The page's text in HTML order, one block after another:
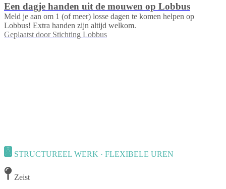
Een dagje handen uit de mouwen op Lobbus
Meld je aan om 1 (of meer) losse dagen te komen helpen op
Lobbus! Extra handen zijn altijd welkom.
Geplaatst door Stichting Lobbus
STRUCTUREEL WERK · FLEXIBELE UREN
Zeist